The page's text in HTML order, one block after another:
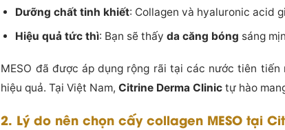
Dưỡng chất tinh khiết: Collagen và hyaluronic acid
Hiệu quả tức thì: Bạn sẽ thấy da căng bóng sáng
MESO đã được áp dụng rộng rãi tại các nước tiên
hiệu quả. Tại Việt Nam,Citrine Derma Clinic tự hào
2. Lý do nên chọn cấy collagen MESO tại